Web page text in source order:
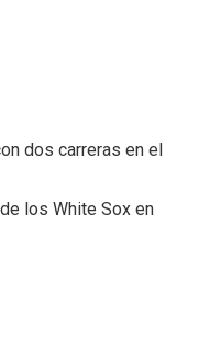
dos carreras en el
los White Sox en